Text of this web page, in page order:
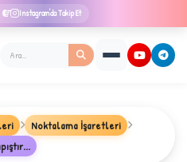
Instagram'da Takip Et
★
Noktalama İşaretleri